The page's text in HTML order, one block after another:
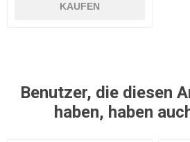
KAUFEN
Benutzer, die diesen
haben, haben